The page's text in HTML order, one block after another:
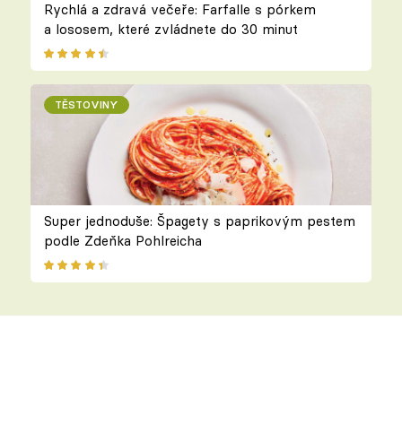
Rychlá a zdravá večeře: Farfalle s pórkem
a lososem, které zvládnete do 30 minut
TĚSTOVINY
Super jednoduše: Špagety s paprikovým pestem
podle Zdeňka Pohlreicha